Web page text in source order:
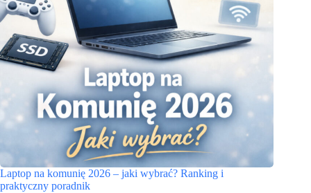
Laptop na komunię 2026 – jaki wybrać? Ranking i
praktyczny poradnik